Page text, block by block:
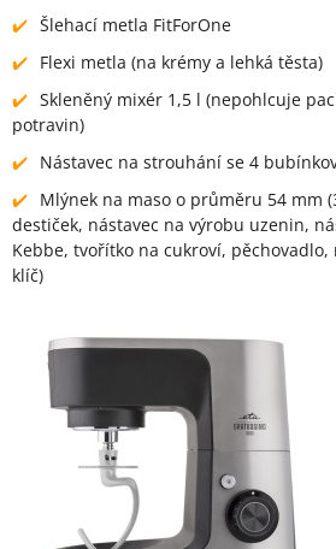
Šlehací metla FitForOne
Flexi metla (na krémy a lehká těsta)
Skleněný mixér 1,5 l (nepohlcuje
potravin)
Nástavec na strouhání se 4
Mlýnek na maso o průměru 54 mm
destiček, nástavec na výrobu uzenin,
Kebbe, tvořítko na cukroví, pěchovadlo,
klíč)